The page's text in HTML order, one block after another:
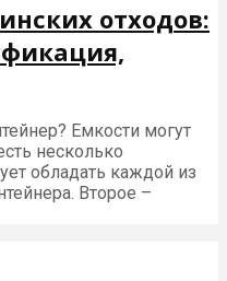
отходов:
Емкости могут
несколько
обладать каждой из
Второе –